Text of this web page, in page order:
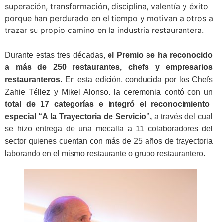
superación, transformación, disciplina, valentía y éxito
porque han perdurado en el tiempo y motivan a otros a
trazar su propio camino en la industria restaurantera.
Durante estas tres décadas,el Premio se ha reconocido
a más de 250 restaurantes, chefs y empresarios
restauranteros. En esta edición, conducida por los Chefs
Zahie Téllez y Mikel Alonso, la ceremonia contó con un
total de 17 categorías e integró el reconocimiento
especial “A la Trayectoria de Servicio”,a través del cual
se hizo entrega de una medalla a 11 colaboradores del
sector quienes cuentan con más de 25 años de trayectoria
laborando en el mismo restaurante o grupo restaurantero.